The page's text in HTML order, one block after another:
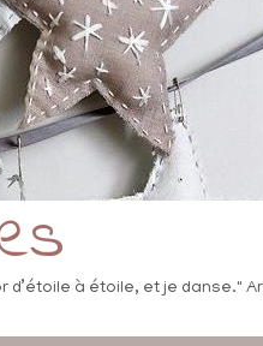
à étoile, et je danse."